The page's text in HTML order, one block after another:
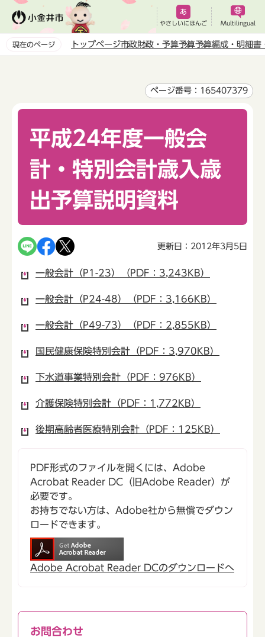
ペ
やさしいにほんご Multilingual
現在のページ トップページ市政財政・予算予算予算編成・明細書
ページ番号：165407379
平成24年度一般会
計・特別会計歳入歳
出予算説明資料
更新日：2012年3月5日
一般会計（P1-23）（PDF：3,243KB）
一般会計（P24-48）（PDF：3,166KB）
一般会計（P49-73）（PDF：2,855KB）
国民健康保険特別会計（PDF：3,970KB）
下水道事業特別会計（PDF：976KB）
介護保険特別会計（PDF：1,772KB）
後期高齢者医療特別会計（PDF：125KB）
PDF形式のファイルを開くには、Adobe
Acrobat Reader DC（旧Adobe Reader）が
必要です。
お持ちでない方は、Adobe社から無償でダウン
ロードできます。
Adobe Acrobat Reader DCのダウンロードへ
お問合わせ